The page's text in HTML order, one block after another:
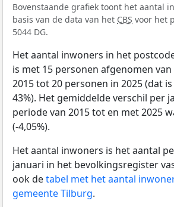
Bovenstaande grafiek toont het aantal
basis van de data van het CBS voor het
5044 DG.
Het aantal inwoners in het
is met 15 personen afgenomen
2015 tot 20 personen in 2025 (dat
43%). Het gemiddelde verschil per
periode van 2015 tot en met 2025
(-4,05%).
Het aantal inwoners is het aantal
januari in het bevolkingsregister
ook detabel met het aantal
gemeente Tilburg.